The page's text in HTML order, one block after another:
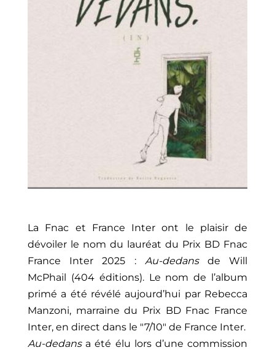
La Fnac et France Inter ont le plaisir de
dévoiler le nom du lauréat du Prix BD Fnac
France Inter 2025 : Au-dedansde Will
McPhail (404 éditions). Le nom de l’album
primé a été révélé aujourd’hui par Rebecca
Manzoni, marraine du Prix BD Fnac France
Inter, en direct dans le "7/10" de France Inter.
Au-dedansa été élu lors d’une commission